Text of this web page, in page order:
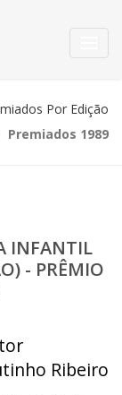
Por Edição
Premiados 1989
INFANTIL
- PRÊMIO
Ribeiro